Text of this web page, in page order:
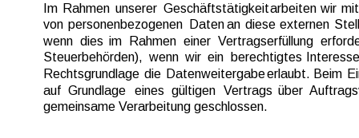
Im Rahmen unserer Geschäftstätigkeit arbeiten wir
von personenbezogenen Daten an diese externen
wenn dies im Rahmen einer Vertragserfüllung
Steuerbehörden), wenn wir ein berechtigtes
Rechtsgrundlage die Datenweitergabe erlaubt. Beim
auf Grundlage eines gültigen Vertrags über
gemeinsame Verarbeitung geschlossen.